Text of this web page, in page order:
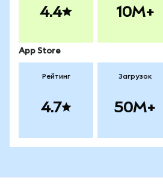
4.4 10M+
App Store
Рейтинг
4.7
Загрузок
50M+